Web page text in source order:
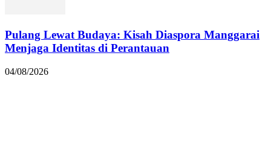
Pulang Lewat Budaya: Kisah Diaspora Manggarai
Menjaga Identitas di Perantauan
04/08/2026